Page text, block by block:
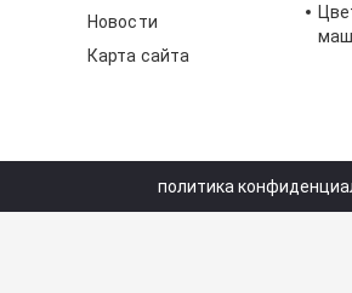
Новости
Карта сайта
политика